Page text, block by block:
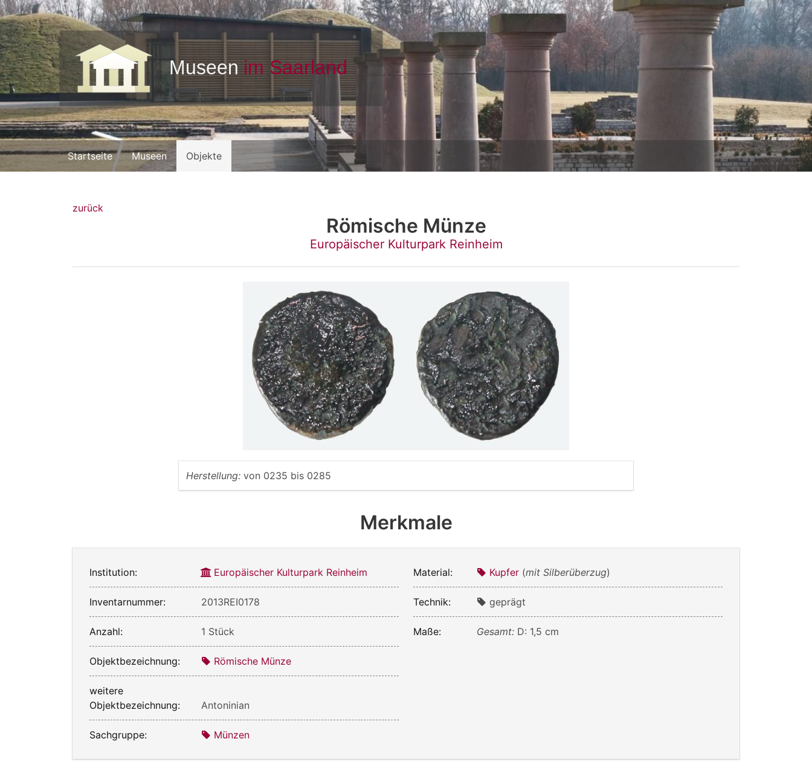
Startseite Museen Objekte
zurück
Römische Münze
Europäischer Kulturpark Reinheim
Herstellung: von 0235 bis 0285
Merkmale
Institution: Europäischer Kulturpark Reinheim
Inventarnummer: 2013REI0178
Anzahl: 1 Stück
Objektbezeichnung: Römische Münze
weitere
Objektbezeichnung:
Antoninian
Sachgruppe: Münzen
Material: Kupfer (mit Silberüberzug)
Technik: geprägt
Maße: Gesamt: D: 1,5 cm